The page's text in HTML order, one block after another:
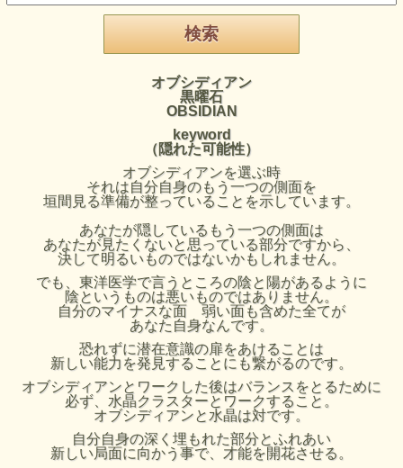
オブシディアン
黒曜石
OBSIDIAN
keyword
（隠れた可能性）
オブシディアンを選ぶ時
それは自分自身のもう一つの側面を
垣間見る準備が整っていることを示しています。
あなたが隠しているもう一つの側面は
あなたが見たくないと思っている部分ですから、
決して明るいものではないかもしれません。
でも、東洋医学で言うところの陰と陽があるように
陰というものは悪いものではありません。
自分のマイナスな面 弱い面も含めた全てが
あなた自身なんです。
恐れずに潜在意識の扉をあけることは
新しい能力を発見することにも繋がるのです。
オブシディアンとワークした後はバランスをとるために
必ず、水晶クラスターとワークすること。
オブシディアンと水晶は対です。
自分自身の深く埋もれた部分とふれあい
新しい局面に向かう事で、才能を開花させる。